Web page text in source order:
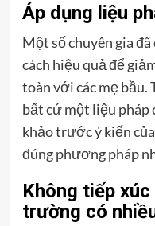
Áp dụng liệu
Một số chuyên gia
cách hiệu quả để
toàn với các mẹ
bất cứ một liệu pháp
khảo trước ý kiến
đúng phương pháp
Không tiếp
trường có